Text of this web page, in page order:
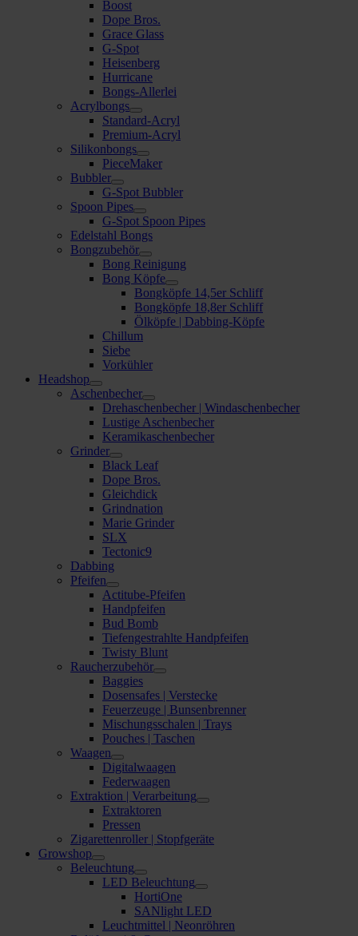
Boost
Dope Bros.
Grace Glass
G-Spot
Heisenberg
Hurricane
Bongs-Allerlei
Acrylbongs
Standard-Acryl
Premium-Acryl
Silikonbongs
PieceMaker
Bubbler
G-Spot Bubbler
Spoon Pipes
G-Spot Spoon Pipes
Edelstahl Bongs
Bongzubehör
Bong Reinigung
Bong Köpfe
Bongköpfe 14,5er Schliff
Bongköpfe 18,8er Schliff
Ölköpfe | Dabbing-Köpfe
Chillum
Siebe
Vorkühler
Headshop
Aschenbecher
Drehaschenbecher | Windaschenbecher
Lustige Aschenbecher
Keramikaschenbecher
Grinder
Black Leaf
Dope Bros.
Gleichdick
Grindnation
Marie Grinder
SLX
Tectonic9
Dabbing
Pfeifen
Actitube-Pfeifen
Handpfeifen
Bud Bomb
Tiefengestrahlte Handpfeifen
Twisty Blunt
Raucherzubehör
Baggies
Dosensafes | Verstecke
Feuerzeuge | Bunsenbrenner
Mischungsschalen | Trays
Pouches | Taschen
Waagen
Digitalwaagen
Federwaagen
Extraktion | Verarbeitung
Extraktoren
Pressen
Zigarettenroller | Stopfgeräte
Growshop
Beleuchtung
LED Beleuchtung
HortiOne
SANlight LED
Leuchtmittel | Neonröhren